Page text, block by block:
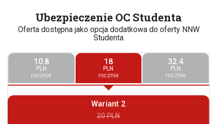
Ubezpieczenie OC Studenta
Oferta dostępna jako opcja dodatkowa do oferty NNW
Studenta
10.8
PLN
rocznie
18
PLN
rocznie
32.4
PLN
rocznie
Wariant 2
20 PLN